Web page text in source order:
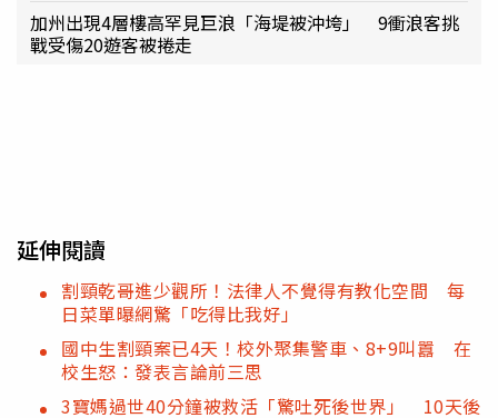
加州出現4層樓高罕見巨浪「海堤被沖垮」 9衝浪客挑
戰受傷20遊客被捲走
延伸閱讀
割頸乾哥進少觀所！法律人不覺得有教化空間 每
日菜單曝網驚「吃得比我好」
國中生割頸案已4天！校外聚集警車、8+9叫囂 在
校生怒：發表言論前三思
3寶媽過世40分鐘被救活「驚吐死後世界」 10天後